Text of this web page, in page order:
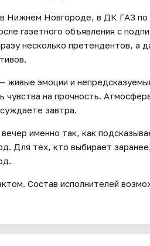
Нижнем Новгороде, в ДК ГАЗ
газетного объявления с
несколько претендентов, а
живые эмоции и
чувства на прочность.
завтра.
именно так, как
Для тех, кто выбирает
Состав исполнителей